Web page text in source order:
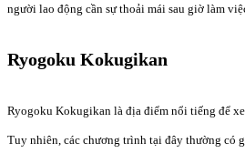
người lao động cần sự thoải mái sau giờ làm
Ryogoku Kokugikan
Ryogoku Kokugikan là địa điểm nổi tiếng để
Tuy nhiên, các chương trình tại đây thường có